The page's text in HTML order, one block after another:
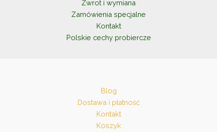
Zwrot i wymiana
Zamówienia specjalne
Kontakt
Polskie cechy probiercze
Blog
Dostawa i płatność
Kontakt
Koszyk